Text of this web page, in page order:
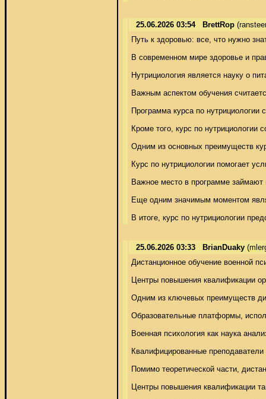
25.06.2026 03:54 BrettRop
Путь к здоровью: все, что нужно
В современном мире здоровье и
Нутрициология является науку о
Важным аспектом обучения
Программа курса по
Кроме того, курс по
Одним из основных преимуществ
Курс по нутрициологии помогает
Важное место в программе займают
Еще одним значимым моментом
В итоге, курс по нутрициологии
25.06.2026 03:33 BrianDuaky
Дистанционное обучение военной
Центры повышения квалификации
Одним из ключевых преимуществ
Образовательные платформы,
Военная психология как наука
Квалифицированные
Помимо теоретической части,
Центры повышения квалификации